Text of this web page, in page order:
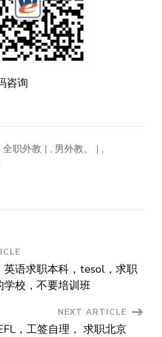
咨询
全职外教 , 男外教、
,
英语求职本科，tesol，求职
学校，不要培训班
NEXT ARTICLE
，工签自理， 求职北京